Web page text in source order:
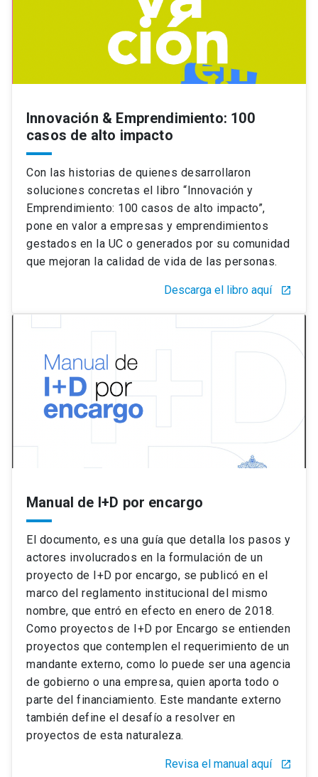
Innovación & Emprendimiento: 100
casos de alto impacto
Con las historias de quienes desarrollaron
soluciones concretas el libro “Innovación y
Emprendimiento: 100 casos de alto impacto”,
pone en valor a empresas y emprendimientos
gestados en la UC o generados por su comunidad
que mejoran la calidad de vida de las personas.
Descarga el libro aquí launch
Manual de I+D por encargo
El documento, es una guía que detalla los pasos y
actores involucrados en la formulación de un
proyecto de I+D por encargo, se publicó en el
marco del reglamento institucional del mismo
nombre, que entró en efecto en enero de 2018.
Como proyectos de I+D por Encargo se entienden
proyectos que contemplen el requerimiento de un
mandante externo, como lo puede ser una agencia
de gobierno o una empresa, quien aporta todo o
parte del financiamiento. Este mandante externo
también define el desafío a resolver en
proyectos de esta naturaleza.
Revisa el manual aquí launch